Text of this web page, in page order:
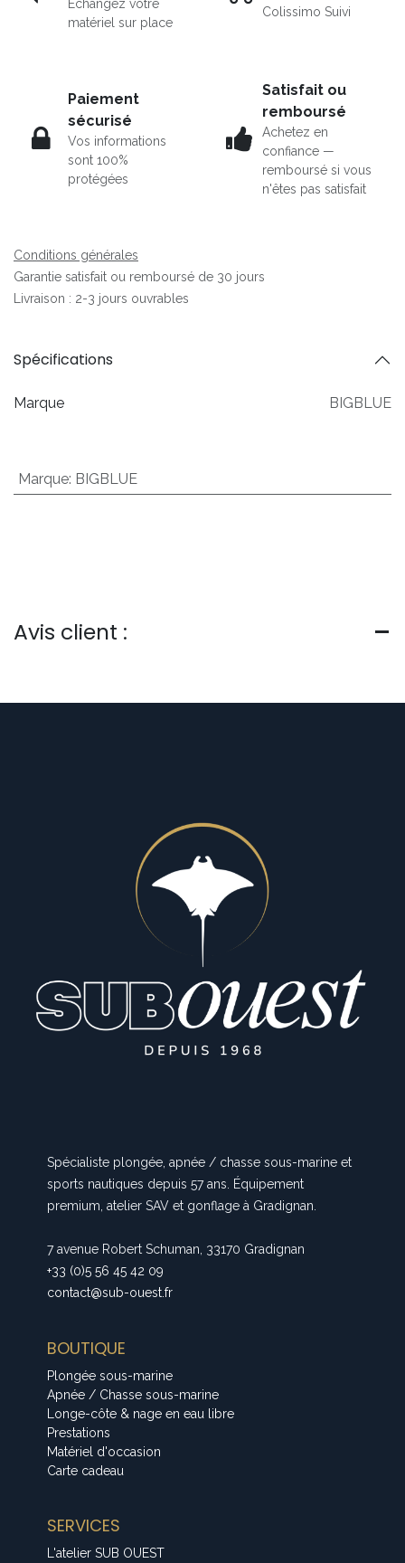
Echangez votre
matériel sur place
Colissimo Suivi
Paiement
sécurisé
Vos informations
sont 100%
protégées
Satisfait ou
remboursé
Achetez en
confiance —
remboursé si vous
n'êtes pas satisfait
Conditions générales
Garantie satisfait ou remboursé de 30 jours
Livraison : 2-3 jours ouvrables
Spécifications
Marque BIGBLUE
Marque: BIGBLUE
Avis client :
Spécialiste plongée, apnée / chasse sous-marine et
sports nautiques depuis 57 ans. Équipement
premium, atelier SAV et gonflage à Gradignan.
7 avenue Robert Schuman, 33170 Gradignan
+33 (0)5 56 45 42 09
contact@sub-ouest.fr
BOUTIQUE
Plongée sous-marine
Apnée / Chasse sous-marine
Longe-côte & nage en eau libre
Prestations
Matériel d'occasion
Carte cadeau
SERVICES
L'atelier SUB OUEST